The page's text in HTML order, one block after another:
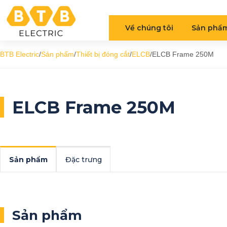
Về chúng tôi Sản
BTB Electric/Sản phẩm/Thiết bị đóng cắt/ELCB/ELCB Frame 250M
ELCB Frame 250M
Sản phẩm Đặc trưng
Sản phẩm